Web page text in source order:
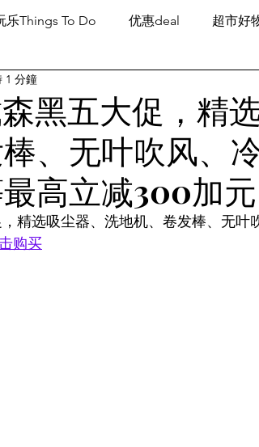
乐Things To Do 优惠deal 超市好
潮流others
黑五大促，精
、无叶吹风、
高立减300加元
1 分鐘
精选吸尘器、洗地机、卷发棒、无叶
购买